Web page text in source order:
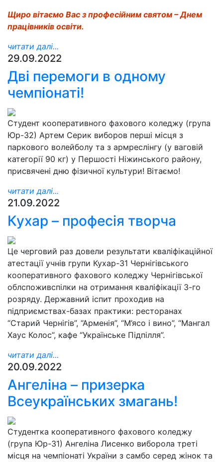
Щиро вітаємо Вас з професійним святом – Днем
працівників освіти.
читати далі...
29.09.2022
Дві перемоги в одному
чемпіонаті!
Студент кооперативного фахового коледжу (група
Юр-32) Артем Серик виборов перші місця з
паркового волейболу та з армреслінгу (у ваговій
категорії 90 кг) у Першості Ніжинського району,
присвячені дню фізичної культури! Вітаємо!
читати далі...
21.09.2022
Кухар – професія творча
Це черговий раз довели результати кваліфікаційної
атестації учнів групи Кухар-31 Чернігівського
кооперативного фахового коледжу Чернігівської
облспоживспілки на отримання кваліфікації 3-го
розряду. Державний іспит проходив на
підприємствах-базах практики: ресторанах
“Старий Чернігів”, “Арменія”, “М’ясо і вино”, “Мангал
Хаус Колос”, кафе “Українське Підпілля”.
читати далі...
20.09.2022
Ангеліна – призерка
Всеукраїнських змагань!
Студентка кооперативного фахового коледжу
(група Юр-31) Ангеліна Лисенко виборола треті
місця на чемпіонаті України з самбо серед жінок та